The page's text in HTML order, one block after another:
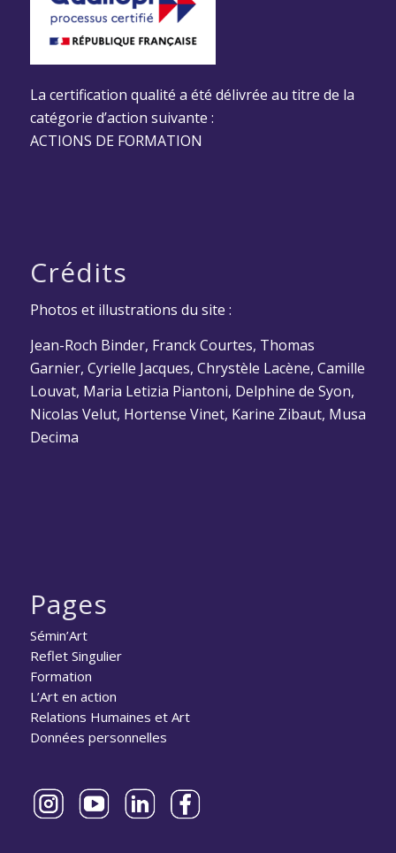
La certification qualité a été délivrée au titre de la
catégorie d’action suivante :
ACTIONS DE FORMATION
Crédits
Photos et illustrations du site :
Jean-Roch Binder, Franck Courtes, Thomas
Garnier, Cyrielle Jacques, Chrystèle Lacène, Camille
Louvat, Maria Letizia Piantoni, Delphine de Syon,
Nicolas Velut, Hortense Vinet, Karine Zibaut, Musa
Decima
Pages
Sémin’Art
Reflet Singulier
Formation
L’Art en action
Relations Humaines et Art
Données personnelles